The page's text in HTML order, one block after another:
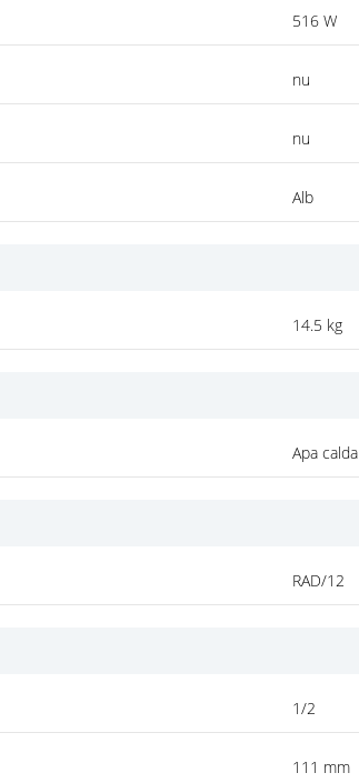
516 W
nu
nu
Alb
14.5 kg
Apa calda
RAD/12
1/2
111 mm